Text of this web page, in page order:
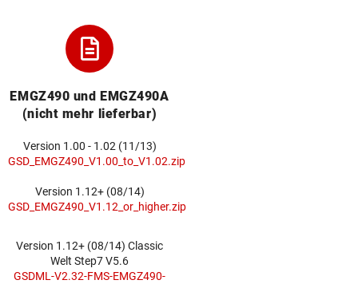
EMGZ490 und EMGZ490A
(nicht mehr lieferbar)
Version 1.00 - 1.02 (11/13)
GSD_EMGZ490_V1.00_to_V1.02.zip
Version 1.12+ (08/14)
GSD_EMGZ490_V1.12_or_higher.zip
Version 1.12+ (08/14) Classic
Welt Step7 V5.6
GSDML-V2.32-FMS-EMGZ490-